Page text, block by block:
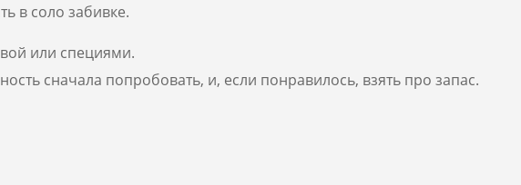
в соло забивке.
или специями.
сначала попробовать, и, если понравилось, взять про запас.